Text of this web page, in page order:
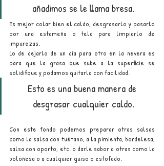
añadimos se le llama bresa.
Es mejor colar bien el caldo, desgrasarlo y pasarlo
por una estameña o tela para limpiarlo de
impurezas.
Lo de dejarlo de un día para otro en la nevera es
para que la grasa que sube a la superficie se
solidifique y podamos quitarla con facilidad.
Esto es una buena manera de
desgrasar cualquier caldo.
Con este fondo podemos preparar otras salsas
como la salsa con tuétano, a la pimienta, bordelesa,
salsa con oporto, etc. o darle sabor a otras como la
boloñesa o a cualquier guiso o estofado.